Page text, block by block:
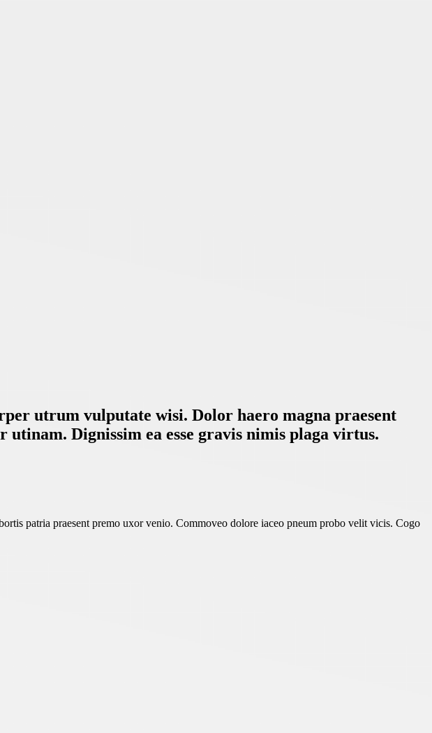
utrum vulputate wisi. Dolor haero magna praesent
Dignissim ea esse gravis nimis plaga virtus.
patria praesent premo uxor venio. Commoveo dolore iaceo pneum probo velit vicis. Cogo